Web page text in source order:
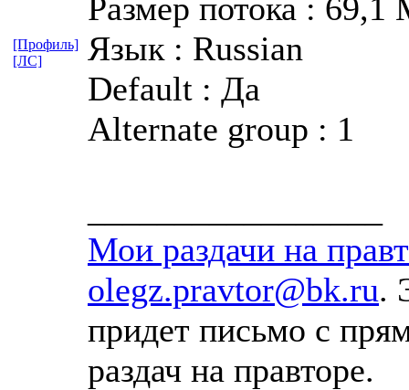
Размер потока :
Язык : Russian
Default : Да
Alternate group : 1
Мои раздачи на
olegz.pravtor@bk.ru.
придет письмо с
раздач на правторе.
[Профиль]
[ЛС]